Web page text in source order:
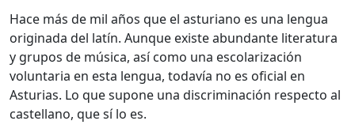
Hace más de mil años que el asturiano es una lengua
originada del latín. Aunque existe abundante literatura
y grupos de música, así como una escolarización
voluntaria en esta lengua, todavía no es oficial en
Asturias. Lo que supone una discriminación respecto al
castellano, que sí lo es.